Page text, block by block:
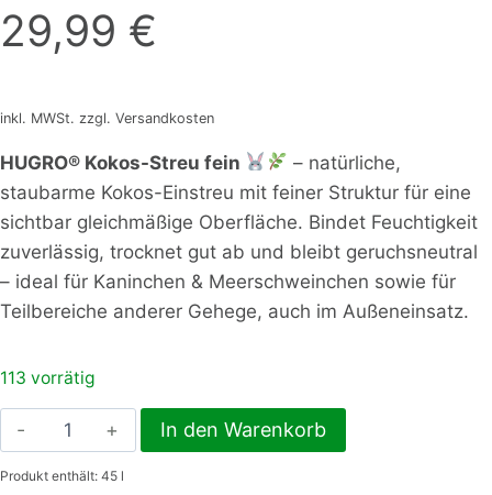
29,99 €
inkl. MWSt. zzgl. Versandkosten
HUGRO® Kokos-Streu fein
– natürliche,
staubarme Kokos-Einstreu mit feiner Struktur für eine
sichtbar gleichmäßige Oberfläche. Bindet Feuchtigkeit
zuverlässig, trocknet gut ab und bleibt geruchsneutral
– ideal für Kaninchen & Meerschweinchen sowie für
Teilbereiche anderer Gehege, auch im Außeneinsatz.
113 vorrätig
Kokos-
Streu
fein
In den Warenkorb
Produkt enthält: 45 l